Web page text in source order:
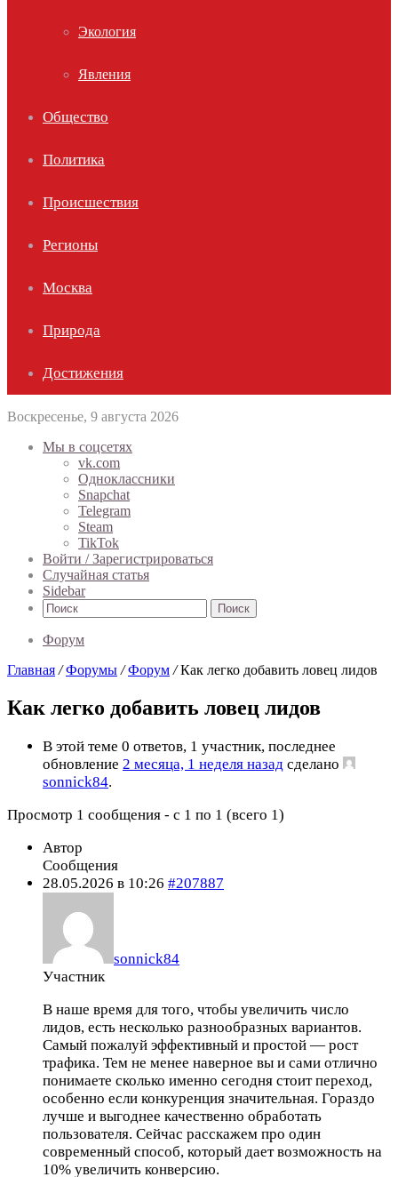
Экология
Явления
Общество
Политика
Происшествия
Регионы
Москва
Природа
Достижения
Воскресенье, 9 августа 2026
Мы в соцсетях
vk.com
Одноклассники
Snapchat
Telegram
Steam
TikTok
Войти / Зарегистрироваться
Случайная статья
Sidebar
Поиск
Форум
Главная / Форумы / Форум / Как легко добавить ловец лидов
Как легко добавить ловец лидов
В этой теме 0 ответов, 1 участник, последнее
обновление 2 месяца, 1 неделя назад сделано
sonnick84.
Просмотр 1 сообщения - с 1 по 1 (всего 1)
Автор
Сообщения
28.05.2026 в 10:26 #207887
sonnick84
Участник
В наше время для того, чтобы увеличить число
лидов, есть несколько разнообразных вариантов.
Самый пожалуй эффективный и простой — рост
трафика. Тем не менее наверное вы и сами отлично
понимаете сколько именно сегодня стоит переход,
особенно если конкуренция значительная. Гораздо
лучше и выгоднее качественно обработать
пользователя. Сейчас расскажем про один
современный способ, который дает возможность на
10% увеличить конверсию.